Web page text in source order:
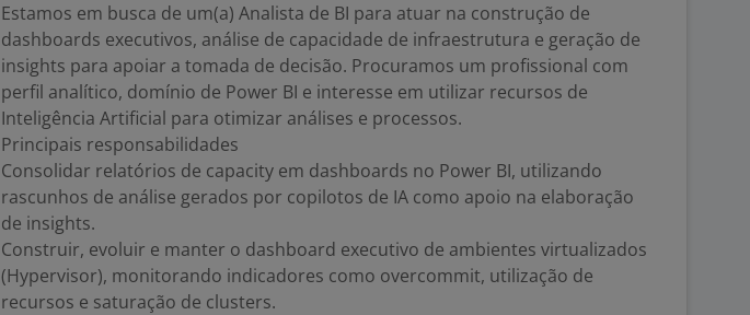
Estamos em busca de um(a) Analista de BI para atuar na construção de
dashboards executivos, análise de capacidade de infraestrutura e geração de
insights para apoiar a tomada de decisão. Procuramos um profissional com
perfil analítico, domínio de Power BI e interesse em utilizar recursos de
Inteligência Artificial para otimizar análises e processos.
Principais responsabilidades
Consolidar relatórios de capacity em dashboards no Power BI, utilizando
rascunhos de análise gerados por copilotos de IA como apoio na elaboração
de insights.
Construir, evoluir e manter o dashboard executivo de ambientes virtualizados
(Hypervisor), monitorando indicadores como overcommit, utilização de
recursos e saturação de clusters.